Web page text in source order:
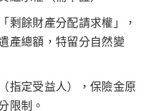
剩餘財產分配請求權」，
產總額，特留分自然變
指定受益人），保險金原
限制。